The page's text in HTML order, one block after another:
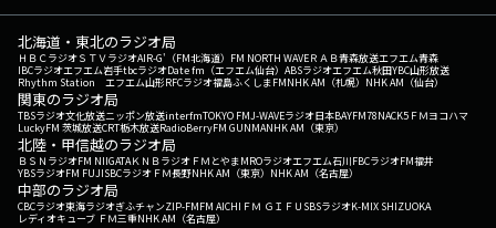
北海道・東北のラジオ局
ＨＢＣラジオＳＴＶラジオAIR-G'（FM北海道） FM NORTH WAVEＲＡＢ青森放送エフエム青森
IBCラジオエフエム岩手tbcラジオDate fm（エフエム仙台） ABSラジオエフエム秋田YBC山形放送
Rhythm Station エフエム山形RFCラジオ福島ふくしまFMNHK AM（札幌） NHK AM（仙台）
関東のラジオ局
TBSラジオ文化放送ニッポン放送interfmTOKYO FMJ-WAVEラジオ日本BAYFM78NACK5 ＦＭヨコハマ
LuckyFM 茨城放送CRT栃木放送RadioBerryFM GUNMANHK AM（東京）
北陸・甲信越のラジオ局
ＢＳＮラジオFM NIIGATAＫＮＢラジオ ＦＭとやまMROラジオエフエム石川FBCラジオFM福井
YBSラジオFM FUJISBCラジオ ＦＭ長野NHK AM（東京） NHK AM（名古屋）
中部のラジオ局
CBCラジオ東海ラジオぎふチャンZIP-FMFM AICHI ＦＭ ＧＩＦＵ SBSラジオK-MIX SHIZUOKA
レディオキューブ ＦＭ三重NHK AM（名古屋）